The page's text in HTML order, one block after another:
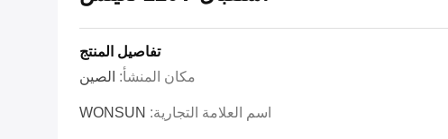
تفاصيل المنتج
مكان المنشأ: الصين
اسم العلامة التجارية: WONSUN